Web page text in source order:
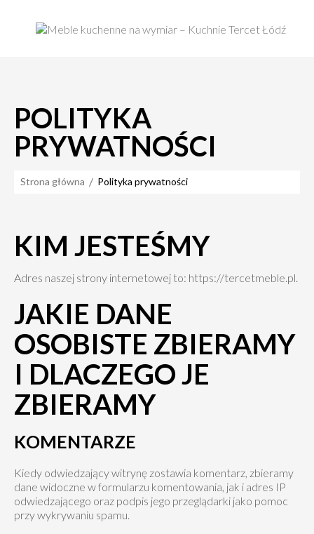
POLITYKA
PRYWATNOŚCI
Strona główna Polityka prywatności
KIM JESTEŚMY
Adres naszej strony internetowej to: https://tercetmeble.pl.
JAKIE DANE
OSOBISTE ZBIERAMY
I DLACZEGO JE
ZBIERAMY
KOMENTARZE
Kiedy odwiedzający witrynę zostawia komentarz, zbieramy
dane widoczne w formularzu komentowania, jak i adres IP
odwiedzającego oraz podpis jego przeglądarki jako pomoc
przy wykrywaniu spamu.